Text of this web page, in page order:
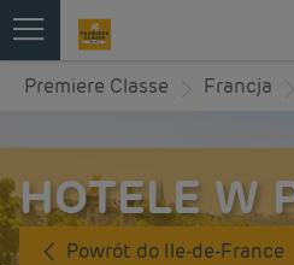
Premiere Classe Francja
HOTELE W
Powrót do Ile-de-France